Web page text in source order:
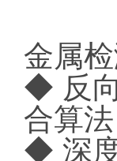
金属
◆ 反
合算
◆ 深